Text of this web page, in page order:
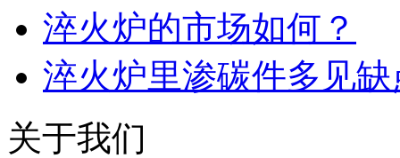
淬火炉的市场如何？
淬火炉里渗碳件多见
关于我们